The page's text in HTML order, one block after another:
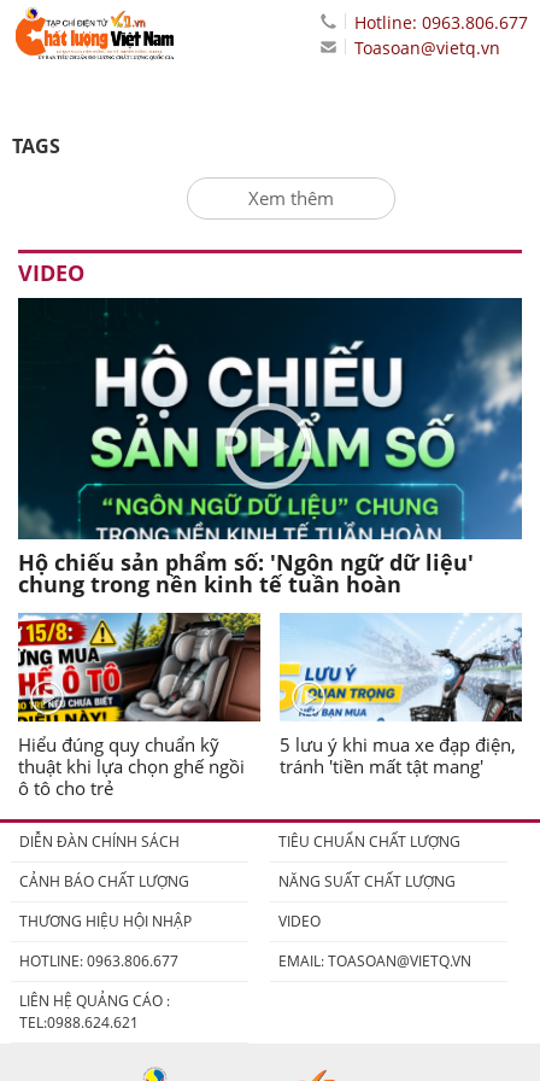
Hotline: 0963.806.677
Toasoan@vietq.vn
TAGS
Xem thêm
VIDEO
Hộ chiếu sản phẩm số: 'Ngôn ngữ dữ liệu'
chung trong nền kinh tế tuần hoàn
Hiểu đúng quy chuẩn kỹ
thuật khi lựa chọn ghế ngồi
ô tô cho trẻ
5 lưu ý khi mua xe đạp điện,
tránh 'tiền mất tật mang'
DIỄN ĐÀN CHÍNH SÁCH
TIÊU CHUẨN CHẤT LƯỢNG
CẢNH BÁO CHẤT LƯỢNG
NĂNG SUẤT CHẤT LƯỢNG
THƯƠNG HIỆU HỘI NHẬP
VIDEO
HOTLINE: 0963.806.677
EMAIL:TOASOAN@VIETQ.VN
LIÊN HỆ QUẢNG CÁO :
TEL:0988.624.621